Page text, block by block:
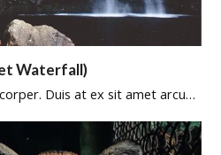
Waterfall)
Duis at ex sit amet arcu…